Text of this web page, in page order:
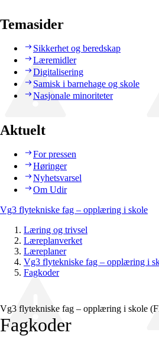
Temasider
Sikkerhet og beredskap
Læremidler
Digitalisering
Samisk i barnehage og skole
Nasjonale minoriteter
Aktuelt
For pressen
Høringer
Nyhetsvarsel
Om Udir
Vg3 flytekniske fag – opplæring i skole
Læring og trivsel
Læreplanverket
Læreplaner
Vg3 flytekniske fag – opplæring i
Fagkoder
Vg3 flytekniske fag – opplæring i skole
Fagkoder